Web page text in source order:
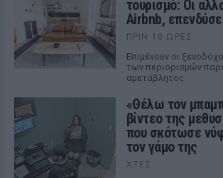
τουρισμό: Οι
Airbnb,
ΠΡΙΝ 10 ΏΡΕΣ
Επιμένουν οι
των περιορισμών
αμετάβλητος
«Θέλω τον
βίντεο της
που σκότωσε
τον γάμο της
ΧΤΕΣ